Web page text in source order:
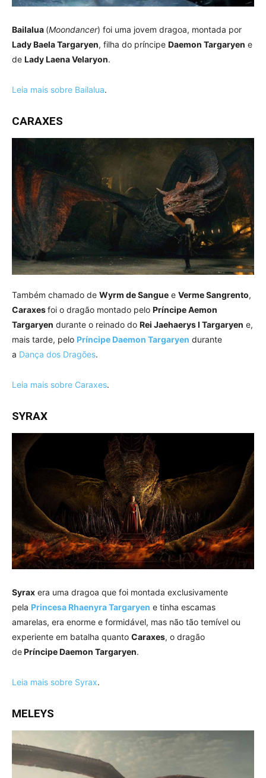
Bailalua (Moondancer) foi uma jovem dragoa, montada por
Lady Baela Targaryen, filha do príncipe Daemon Targaryen e
de Lady Laena Velaryon.
Leia mais sobre Bailalua.
CARAXES
Também chamado de Wyrm de Sangue e Verme Sangrento,
Caraxesfoi o dragão montado pelo Príncipe Aemon
Targaryen durante o reinado do Rei Jaehaerys I Targaryen e,
mais tarde, pelo Príncipe Daemon Targaryen durante
a Dança dos Dragões.
Leia mais sobre Caraxes.
SYRAX
Syrax era uma dragoa que foi montada exclusivamente
pela Princesa Rhaenyra Targaryen e tinha escamas
amarelas, era enorme e formidável, mas não tão temível ou
experiente em batalha quanto Caraxes, o dragão
dePríncipe Daemon Targaryen.
Leia mais sobre Syrax.
MELEYS